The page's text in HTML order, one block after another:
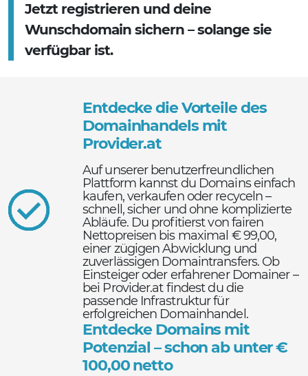
Jetzt registrieren und deine
Wunschdomain sichern – solange sie
verfügbar ist.
Entdecke die Vorteile des
Domainhandels mit
Provider.at
Auf unserer benutzerfreundlichen
Plattform kannst du Domains einfach
kaufen, verkaufen oder recyceln –
schnell, sicher und ohne komplizierte
Abläufe. Du profitierst von fairen
Nettopreisen bis maximal € 99,00,
einer zügigen Abwicklung und
zuverlässigen Domaintransfers. Ob
Einsteiger oder erfahrener Domainer –
bei Provider.at findest du die
passende Infrastruktur für
erfolgreichen Domainhandel.
Entdecke Domains mit
Potenzial – schon ab unter €
100,00 netto